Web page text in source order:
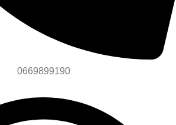
0669899190